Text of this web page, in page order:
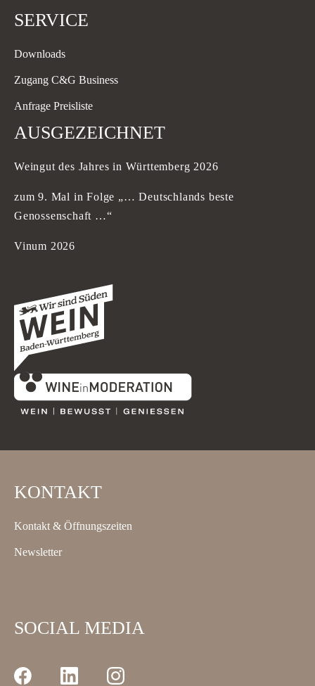
SERVICE
Downloads
Zugang C&G Business
Anfrage Preisliste
AUSGEZEICHNET
Weingut des Jahres in Württemberg 2026
zum 9. Mal in Folge „… Deutschlands beste
Genossenschaft …“
Vinum 2026
KONTAKT
Kontakt & Öffnungszeiten
Newsletter
SOCIAL MEDIA